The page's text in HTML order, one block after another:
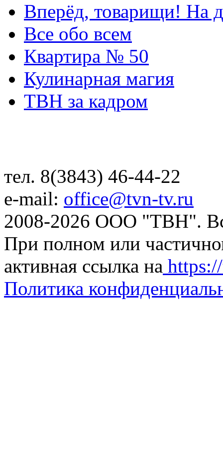
Вперёд, товарищи! На
Все обо всем
Квартира № 50
Кулинарная магия
ТВН за кадром
тел. 8(3843) 46-44-22
e-mail: office@tvn-tv.ru
2008-2026 ООО "ТВН".
При полном или
активная ссылка на
Политика